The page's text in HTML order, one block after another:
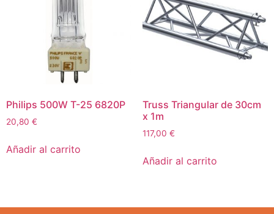
Philips 500W T-25 6820P
20,80 €
Añadir al carrito
Truss Triangular de 30cm
x 1m
117,00 €
Añadir al carrito